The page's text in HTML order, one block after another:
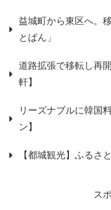
益城町から東区へ。
とぱん」
道路拡張で移転し再
軒】
リーズナブルに韓国
ン】
【都城観光】ふるさ
ス